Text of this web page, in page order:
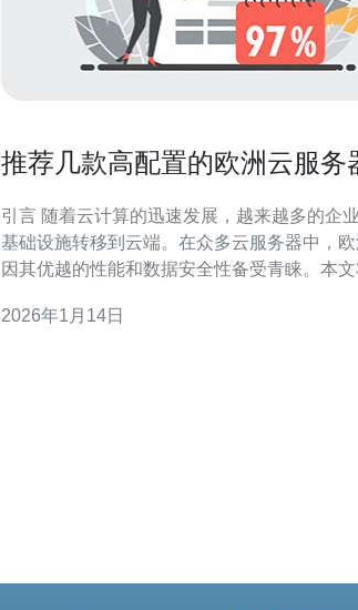
推荐几款高配置的欧洲云服务
引言 随着云计算的迅速发展，越来越多的企
基础设施转移到云端。在众多云服务器中，
因其优越的性能和数据安全性备受青睐。本
策。 以下是我们为您整理的三款高配置的欧洲云服务器，
2026年1月14日